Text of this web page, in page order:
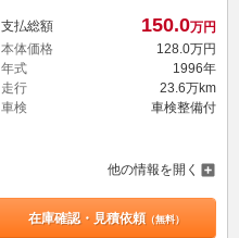
支払総額 150.0万円
本体価格
128. 0万円
年式
1996年
走行
23.6万km
車検
車検整備付
他の情報を開く
在庫確認・見積依頼（無料）